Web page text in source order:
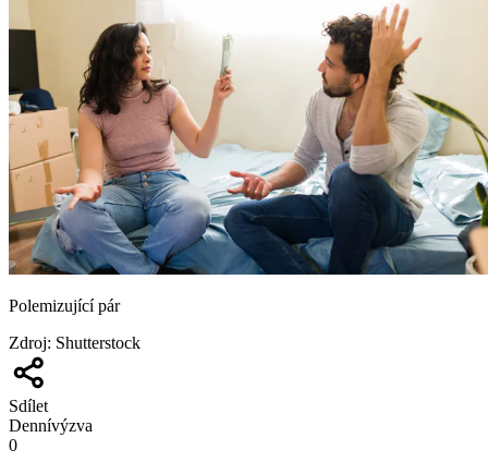
Polemizující pár
Zdroj: Shutterstock
Sdílet
Dennívýzva
0